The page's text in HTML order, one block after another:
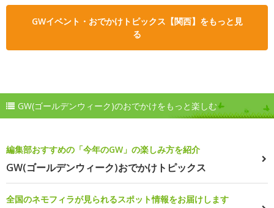
GWイベント・おでかけトピックス【関西】をもっと見
る
GW(ゴールデンウィーク)のおでかけをもっと楽しむ
編集部おすすめの「今年のGW」の楽しみ方を紹介
GW(ゴールデンウィーク)おでかけトピックス
全国のネモフィラが見られるスポット情報をお届けします